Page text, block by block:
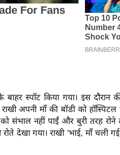
स्पॉट किया गया। इस दौरान
अपनी माँ की बॉडी को
संभाल नहीं पाईं और बुरी तरह रोने
देखा गया। राखी 'भाई, माँ चली